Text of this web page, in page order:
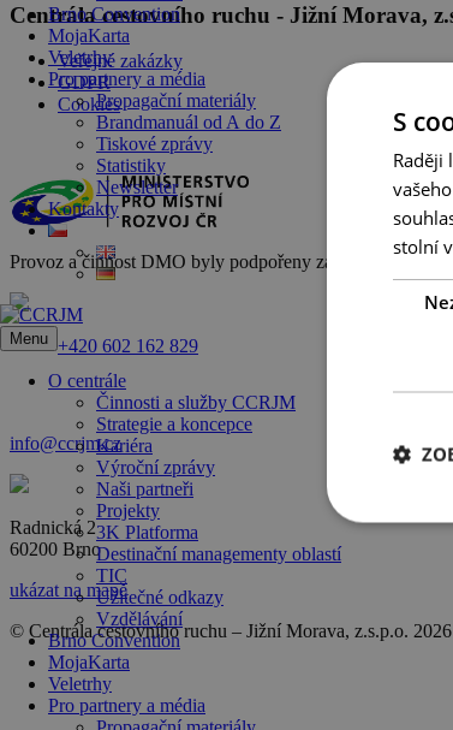
Brno Convention
MojaKarta
Veletrhy
Pro partnery a média
Propagační materiály
Brandmanuál od A do Z
Tiskové zprávy
Statistiky
Newsletter
Kontakty
Menu
O centrále
Činnosti a služby CCRJM
Strategie a koncepce
Kariéra
Výroční zprávy
Naši partneři
Projekty
3K Platforma
Destinační managementy oblastí
TIC
Užitečné odkazy
Vzdělávání
Brno Convention
MojaKarta
Veletrhy
Pro partnery a média
Centrála cestovního ruchu - Jižní Morava,
Veřejné zakázky
GDPR
Cookies
Provoz a činnost DMO byly podpořeny za přispění
+420 602 162 829
info@ccrjm.cz
Radnická 2
60200 Brno
ukázat na mapě
© Centrála cestovního ruchu – Jižní Morava, z.s.p.o. 2026
S
Raději
stolní